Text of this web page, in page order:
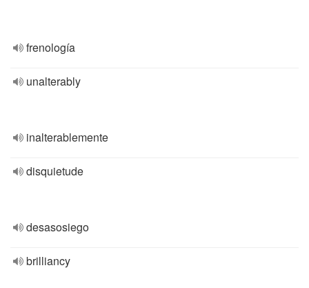
frenología
unalterably
inalterablemente
disquietude
desasosiego
brilliancy